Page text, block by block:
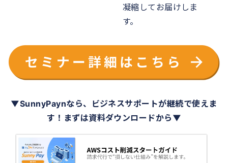
凝縮してお届けしま
す。
▼SunnyPaynなら、ビジネスサポートが継続で使えま
す！まずは資料ダウンロードから▼